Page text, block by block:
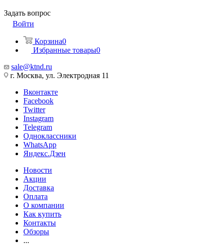
Задать вопрос
Войти
Корзина0
Избранные товары0
sale@ktnd.ru
г. Москва, ул. Электродная 11
Вконтакте
Facebook
Twitter
Instagram
Telegram
Одноклассники
WhatsApp
Яндекс.Дзен
Новости
Акции
Доставка
Оплата
О компании
Как купить
Контакты
Обзоры
...